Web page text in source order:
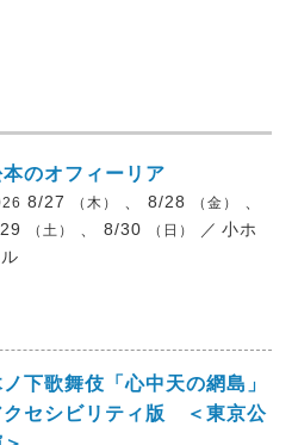
本のオフィーリア
8/27 （木） 、 8/28 （金）
（土） 、 8/30 （日） ／ 小ホ
下歌舞伎「心中天の網島」
クセシビリティ版 ＜東京公